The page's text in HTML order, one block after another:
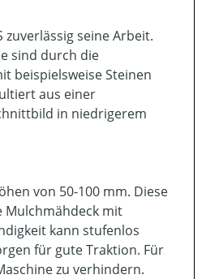
seine Arbeit.
sind durch die
beispielsweise Steinen
aus einer
in niedrigerem
von 50-100 mm. Diese
Mulchmähdeck mit
kann stufenlos
für gute Traktion. Für
zu verhindern.